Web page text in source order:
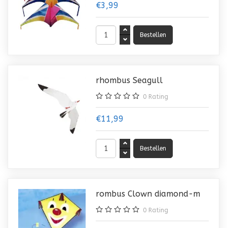
€3,99
rhombus Seagull
0 Rating
€11,99
rombus Clown diamond-m
0 Rating